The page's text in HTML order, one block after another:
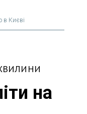
в Києві
на